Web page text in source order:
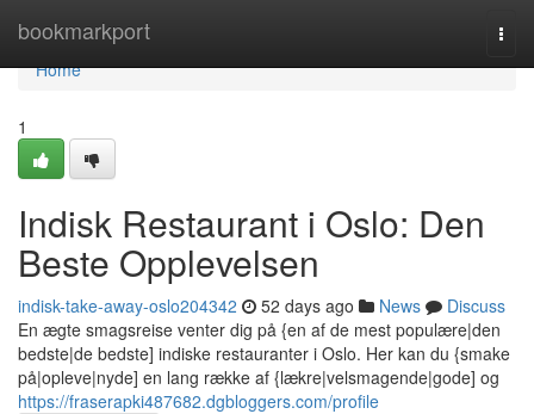
bookmarkport
Home
Home
1
Indisk Restaurant i Oslo: Den
Beste Opplevelsen
indisk-take-away-oslo204342 52 days ago News
Discuss
En ægte smagsreise venter dig på {en af de mest populære|den
bedste|de bedste] indiske restauranter i Oslo. Her kan du {smake
på|opleve|nyde] en lang række af {lækre|velsmagende|gode] og
https://fraserapki487682.dgbloggers.com/profile